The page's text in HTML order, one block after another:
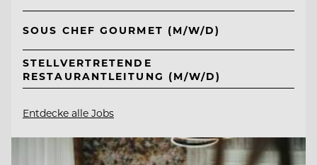
SOUS CHEF GOURMET (M/W/D)
STELLVERTRETENDE
RESTAURANTLEITUNG (M/W/D)
Entdecke alle Jobs